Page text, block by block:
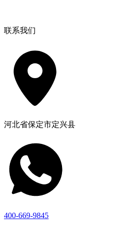
联系我们
河北省保定市定兴县
400-669-9845